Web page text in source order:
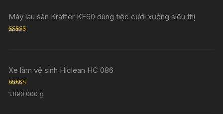
Máy lau sàn Kraffer KF60 dùng tiệc cưới xưởng siêu thị
Xe làm vệ sinh Hiclean HC 086
Rated 5.00
out of 5
1.890.000₫